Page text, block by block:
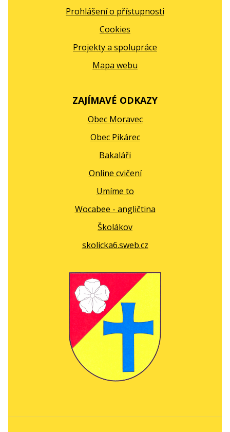
Prohlášení o přístupnosti
Cookies
Projekty a spolupráce
Mapa webu
ZAJÍMAVÉ ODKAZY
Obec Moravec
Obec Pikárec
Bakaláři
Online cvičení
Umíme to
Wocabee - angličtina
Školákov
skolicka6.sweb.cz